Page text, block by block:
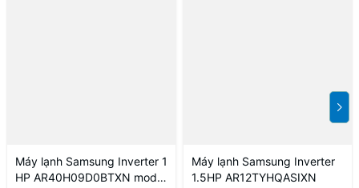
Máy lạnh Samsung Inverter 1
HP AR40H09D0BTXN model
Máy lạnh Samsung Inverter
1.5HP AR12TYHQASIXN